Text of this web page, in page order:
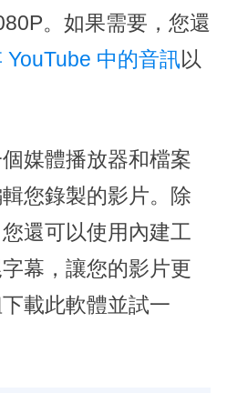
。如果需要，您還
YouTube 中的音訊以
媒體播放器和檔案
您錄製的影片。除
還可以使用內建工
幕，讓您的影片更
載此軟體並試一